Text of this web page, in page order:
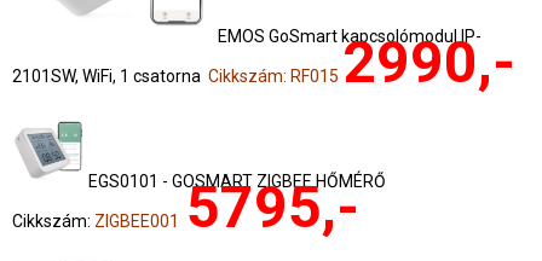
EMOS GoSmart kapcsolómodul IP-
2101SW, WiFi, 1 csatorna Cikkszám: RF015 2990,-
EGS0101 - GOSMART ZIGBEE HŐMÉRŐ
Cikkszám: ZIGBEE001 5795,-